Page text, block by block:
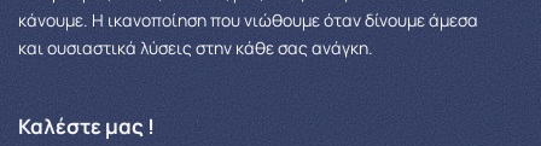
κάνουμε. Η ικανοποίηση που νιώθουμε όταν δίνουμε άμεσα
και ουσιαστικά λύσεις στην κάθε σας ανάγκη.
Καλέστε μας !